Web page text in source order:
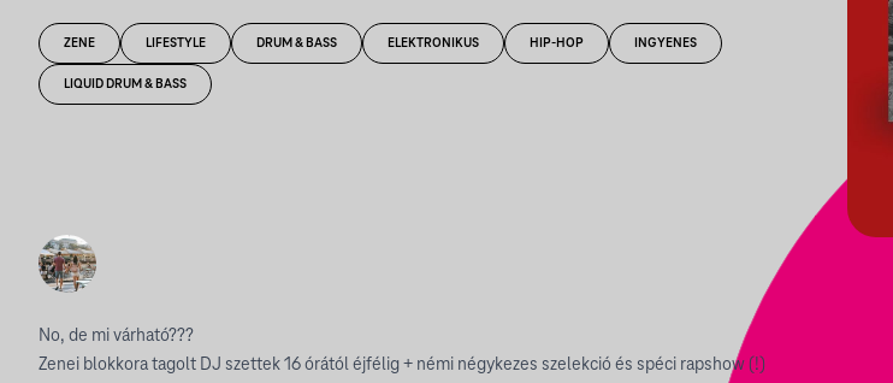
ZENE LIFESTYLE DRUM & BASS ELEKTRONIKUS HIP-HOP INGYENES
LIQUID DRUM & BASS
No, de mi várható???
Zenei blokkora tagolt DJ szettek 16 órától éjfélig + némi négykezes szelekció és spéci rapshow (!)